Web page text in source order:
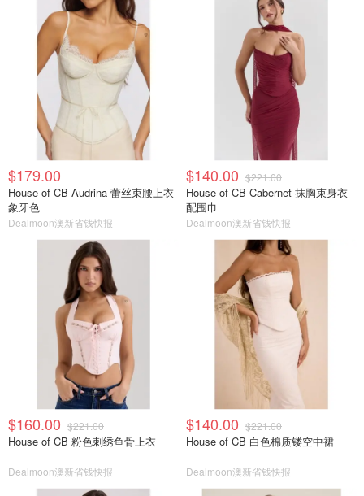
$179.00
House of CB Audrina 蕾丝束腰上衣
象牙色
Dealmoon澳新省钱快报
$140.00 $221.00
House of CB Cabernet 抹胸束身衣
配围巾
Dealmoon澳新省钱快报
$160.00 $221.00
House of CB 粉色刺绣鱼骨上衣
Dealmoon澳新省钱快报
$140.00 $221.00
House of CB 白色棉质镂空中裙
Dealmoon澳新省钱快报